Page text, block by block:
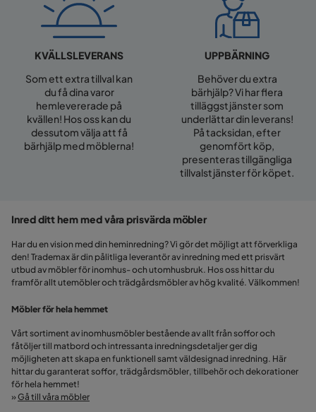
KVÄLLSLEVERANS
Som ett extra tillval kan
du få dina varor
hemlevererade på
kvällen! Hos oss kan du
dessutom välja att få
bärhjälp med möblerna!
UPPBÄRNING
Behöver du extra
bärhjälp? Vi har flera
tilläggstjänster som
underlättar din leverans!
På tacksidan, efter
genomfört köp,
presenteras tillgängliga
tillvalstjänster för köpet.
Inred ditt hem med våra prisvärda möbler
Har du en vision med din heminredning? Vi gör det möjligt att förverkliga
den! Trademax är din pålitliga leverantör av inredning med ett prisvärt
utbud av möbler för inomhus- och utomhusbruk. Hos oss hittar du
framför allt utemöbler och trädgårdsmöbler av hög kvalité. Välkommen!
Möbler för hela hemmet
Vårt sortiment av inomhusmöbler bestående av allt från soffor och
fåtöljer till matbord och intressanta inredningsdetaljer ger dig
möjligheten att skapa en funktionell samt väldesignad inredning. Här
hittar du garanterat soffor, trädgårdsmöbler, tillbehör och dekorationer
för hela hemmet!
»Gå till våra möbler